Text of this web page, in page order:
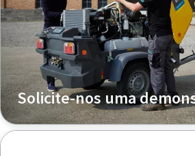
Solicite-nos uma